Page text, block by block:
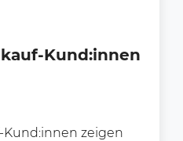
Kund:innen
Kund:innen zeigen